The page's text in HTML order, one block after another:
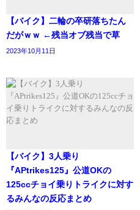
【バイク】二輪の卒研落ちたん
だがｗｗ ←残当オブ残当で草
2023年10月11日
【バイク】3人乗り
『APtrikes125』公道OKの
125ccチョイ乗りトライクに対す
るみんなの反応まとめ